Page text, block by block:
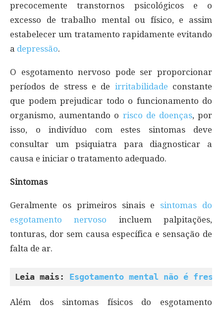
precocemente transtornos psicológicos e o
excesso de trabalho mental ou físico, e assim
estabelecer um tratamento rapidamente evitando
a depressão.
O esgotamento nervoso pode ser proporcionar
períodos de stress e de irritabilidade constante
que podem prejudicar todo o funcionamento do
organismo, aumentando o risco de doenças, por
isso, o indivíduo com estes sintomas deve
consultar um psiquiatra para diagnosticar a
causa e iniciar o tratamento adequado.
Sintomas
Geralmente os primeiros sinais e sintomas do
esgotamento nervoso incluem palpitações,
tonturas, dor sem causa específica e sensação de
falta de ar.
Leia mais: Esgotamento mental não é
Além dos sintomas físicos do esgotamento